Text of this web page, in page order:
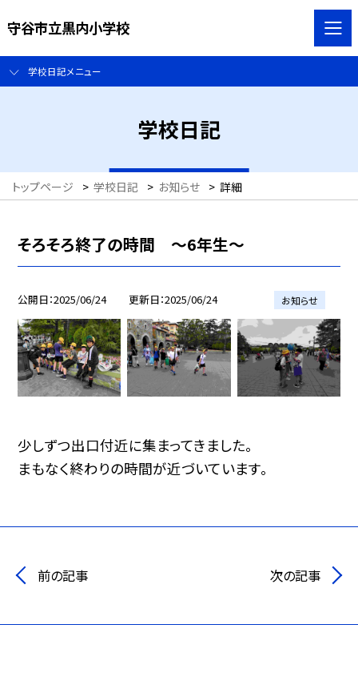
守谷市立黒内小学校
学校日記メニュー
学校日記
トップページ > 学校日記 > お知らせ > 詳細
そろそろ終了の時間 〜6年生〜
公開日 2025/06/24 更新日 2025/06/24 お知らせ
少しずつ出口付近に集まってきました。
まもなく終わりの時間が近づいています。
前の記事 次の記事